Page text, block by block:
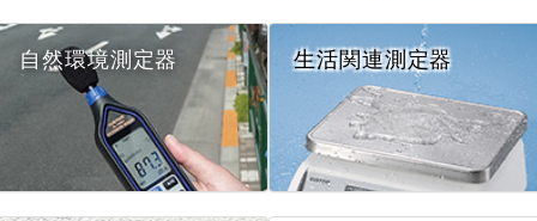
自然環境測定器 生活関連測定器